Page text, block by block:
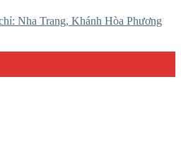
Nha Trang, Khánh Hòa Phương